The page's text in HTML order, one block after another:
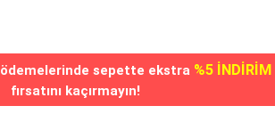
sepette ekstra %5 İNDİRİM
fırsatını kaçırmayın!